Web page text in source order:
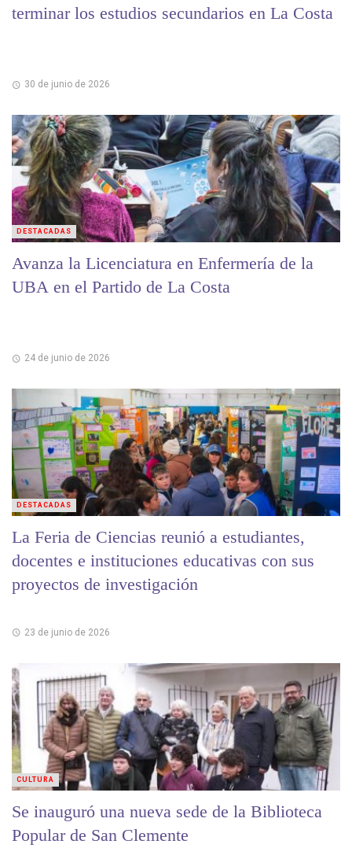
terminar los estudios secundarios en La Costa
30 de junio de 2026
Avanza la Licenciatura en Enfermería de la
UBA en el Partido de La Costa
24 de junio de 2026
DESTACADAS
La Feria de Ciencias reunió a estudiantes,
docentes e instituciones educativas con sus
proyectos de investigación
23 de junio de 2026
DESTACADAS
Se inauguró una nueva sede de la Biblioteca
Popular de San Clemente
CULTURA